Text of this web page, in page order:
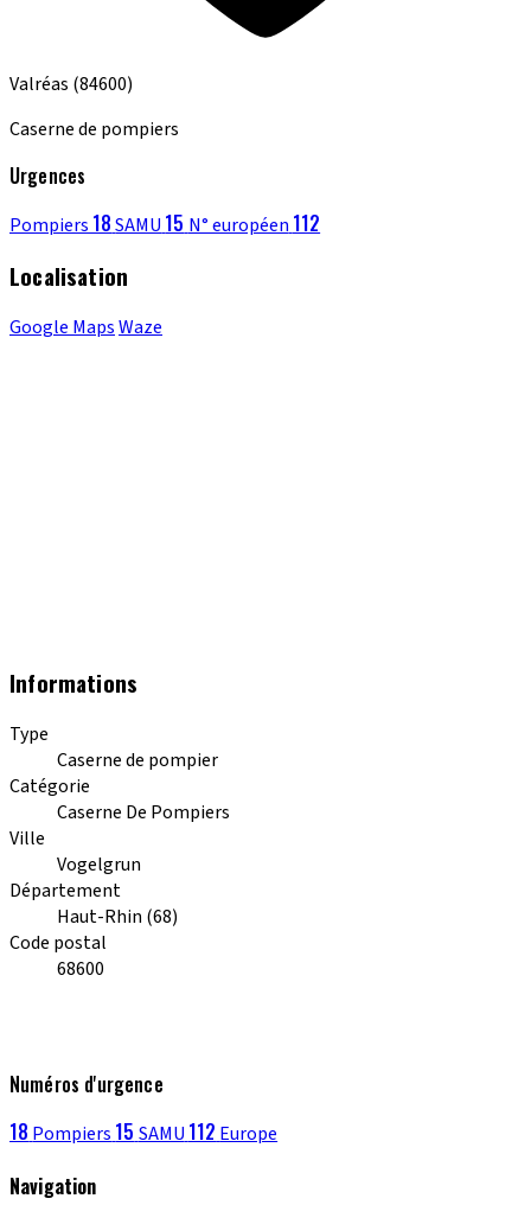
Valréas (84600)
Caserne de pompiers
Urgences
Pompiers 18SAMU 15 N° européen 112
Localisation
Google MapsWaze
Informations
Type
Caserne de pompier
Catégorie
Caserne De Pompiers
Ville
Vogelgrun
Département
Haut-Rhin (68)
Code postal
68600
Numéros d'urgence
18 Pompiers 15 SAMU 112 Europe
Navigation